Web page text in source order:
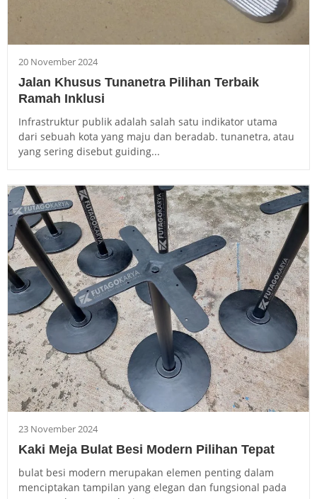
20 November 2024
Jalan Khusus Tunanetra Pilihan Terbaik
Ramah Inklusi
Infrastruktur publik adalah salah satu indikator utama
dari sebuah kota yang maju dan beradab. tunanetra, atau
yang sering disebut guiding...
23 November 2024
Kaki Meja Bulat Besi Modern Pilihan Tepat
bulat besi modern merupakan elemen penting dalam
menciptakan tampilan yang elegan dan fungsional pada